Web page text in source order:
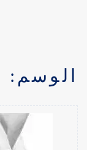
الوسم: